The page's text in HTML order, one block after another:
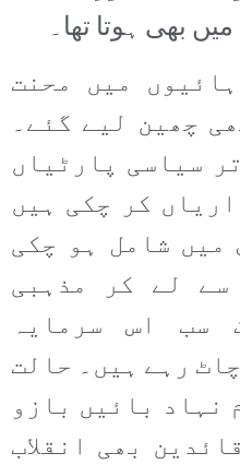
بھی ہوتا تھا۔
میں محنت
چھین لیے گئے۔
سیاسی پارٹیاں
کر چکی ہیں
میں شامل ہو چکی
سے لے کر مذہبی
سب اس سرمایہ
رہے ہیں۔ حالت
نہاد بائیں بازو
بھی انقلاب